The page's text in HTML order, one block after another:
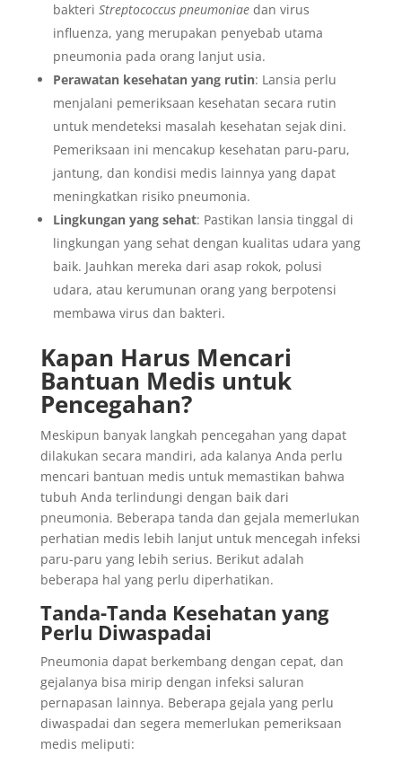
bakteri Streptococcus pneumoniaedan virus
influenza, yang merupakan penyebab utama
pneumonia pada orang lanjut usia.
Perawatan kesehatan yang rutin: Lansia perlu
menjalani pemeriksaan kesehatan secara rutin
untuk mendeteksi masalah kesehatan sejak dini.
Pemeriksaan ini mencakup kesehatan paru-paru,
jantung, dan kondisi medis lainnya yang dapat
meningkatkan risiko pneumonia.
Lingkungan yang sehat: Pastikan lansia tinggal di
lingkungan yang sehat dengan kualitas udara yang
baik. Jauhkan mereka dari asap rokok, polusi
udara, atau kerumunan orang yang berpotensi
membawa virus dan bakteri.
Kapan Harus Mencari
Bantuan Medis untuk
Pencegahan?
Meskipun banyak langkah pencegahan yang dapat
dilakukan secara mandiri, ada kalanya Anda perlu
mencari bantuan medis untuk memastikan bahwa
tubuh Anda terlindungi dengan baik dari
pneumonia. Beberapa tanda dan gejala memerlukan
perhatian medis lebih lanjut untuk mencegah infeksi
paru-paru yang lebih serius. Berikut adalah
beberapa hal yang perlu diperhatikan.
Tanda-Tanda Kesehatan yang
Perlu Diwaspadai
Pneumonia dapat berkembang dengan cepat, dan
gejalanya bisa mirip dengan infeksi saluran
pernapasan lainnya. Beberapa gejala yang perlu
diwaspadai dan segera memerlukan pemeriksaan
medis meliputi: